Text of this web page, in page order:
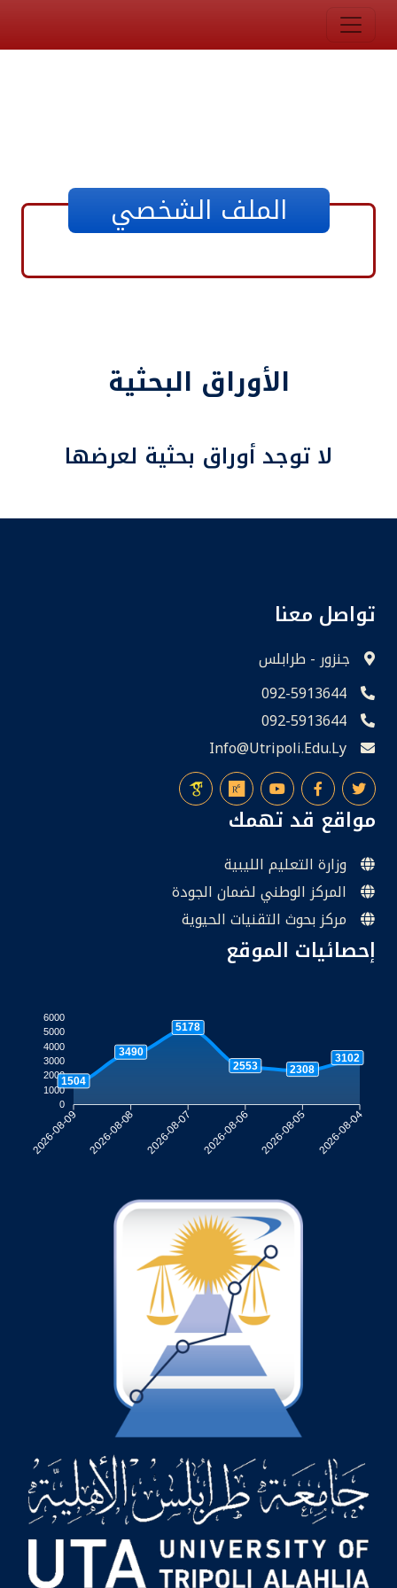
الملف الشخصي
الأوراق البحثية
لا توجد أوراق بحثية لعرضها
تواصل معنا
جنزور - طرابلس
092-5913644
092-5913644
Info@utripoli.edu.ly
مواقع قد تهمك
وزارة التعليم الليبية
المركز الوطني لضمان الجودة
مركز بحوث التقنيات الحيوية
إحصائيات الموقع
6000
5000
4000
3000
2000
1000
0
1504
3490
5178
2553 2308
3102
2026-08-09 2026-08-08 2026-08-07 2026-08-06 2026-08-05 2026-08-04